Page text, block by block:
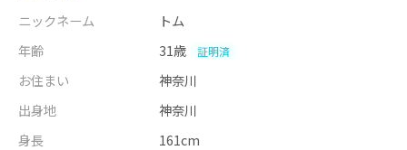
ニックネーム
トム
年齢
31歳 証明済
お住まい
神奈川
出身地
神奈川
身長
161cm